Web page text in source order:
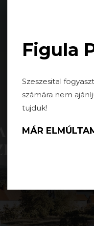
Figula
Szeszesital
számára nem
tujduk!
MÁR